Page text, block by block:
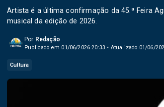
Artista é a última confirmação da 45.ª Feira
musical da edição de 2026.
Por Redação
Publicado em 01/06/2026 20:33 • Atualizado 01/06/
Cultura